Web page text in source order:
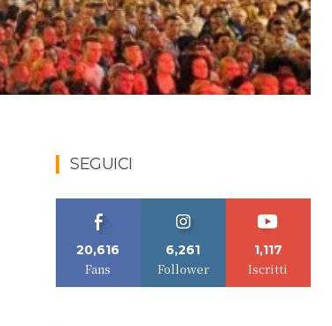
SEGUICI
20,616
Fans
6,261
Follower
1,117
Iscritti